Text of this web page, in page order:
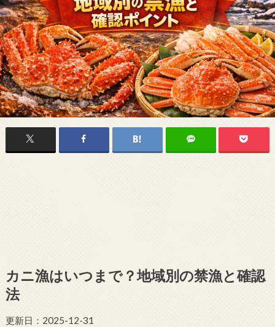
カニ漁はいつまで？地域別の禁漁と確認
法
更新日：2025-12-31